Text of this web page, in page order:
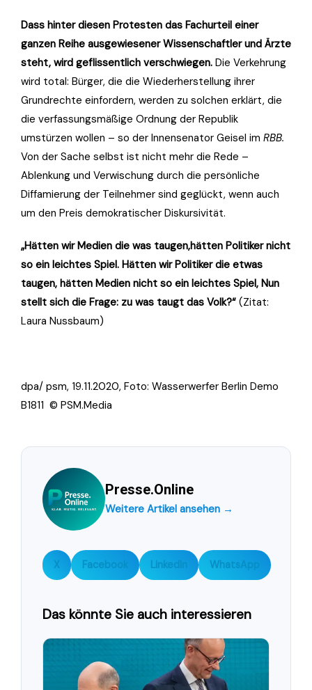
Dass hinter diesen Protesten das Fachurteil einer
ganzen Reihe ausgewiesener Wissenschaftler und Ärzte
steht, wird geflissentlich verschwiegen. Die Verkehrung
wird total: Bürger, die die Wiederherstellung ihrer
Grundrechte einfordern, werden zu solchen erklärt, die
die verfassungsmäßige Ordnung der Republik
umstürzen wollen – so der Innensenator Geisel im RBB.
Von der Sache selbst ist nicht mehr die Rede –
Ablenkung und Verwischung durch die persönliche
Diffamierung der Teilnehmer sind geglückt, wenn auch
um den Preis demokratischer Diskursivität.
„Hätten wir Medien die was taugen,hätten Politiker nicht
so ein leichtes Spiel. Hätten wir Politiker die etwas
taugen, hätten Medien nicht so ein leichtes Spiel, Nun
stellt sich die Frage: zu was taugt das Volk?“ (Zitat:
Laura Nussbaum)
dpa/ psm, 19.11.2020, Foto: Wasserwerfer Berlin Demo
B1811 © PSM.Media
Presse.Online
Weitere Artikel ansehen →
X Facebook LinkedIn WhatsApp
Das könnte Sie auch interessieren